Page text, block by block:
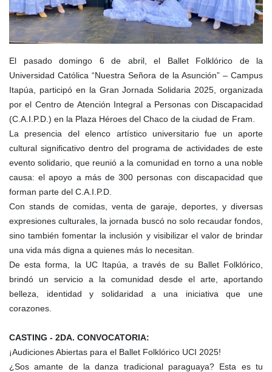
El pasado domingo 6 de abril, el Ballet Folklórico de la
Universidad Católica “Nuestra Señora de la Asunción” – Campus
Itapúa, participó en la Gran Jornada Solidaria 2025, organizada
por el Centro de Atención Integral a Personas con Discapacidad
(C.A.I.P.D.) en la Plaza Héroes del Chaco de la ciudad de Fram.
La presencia del elenco artístico universitario fue un aporte
cultural significativo dentro del programa de actividades de este
evento solidario, que reunió a la comunidad en torno a una noble
causa: el apoyo a más de 300 personas con discapacidad que
forman parte del C.A.I.P.D.
Con stands de comidas, venta de garaje, deportes, y diversas
expresiones culturales, la jornada buscó no solo recaudar fondos,
sino también fomentar la inclusión y visibilizar el valor de brindar
una vida más digna a quienes más lo necesitan.
De esta forma, la UC Itapúa, a través de su Ballet Folklórico,
brindó un servicio a la comunidad desde el arte, aportando
belleza, identidad y solidaridad a una iniciativa que une
corazones.
CASTING - 2DA. CONVOCATORIA:
¡Audiciones Abiertas para el Ballet Folklórico UCI 2025!
¿Sos amante de la danza tradicional paraguaya? Esta es tu